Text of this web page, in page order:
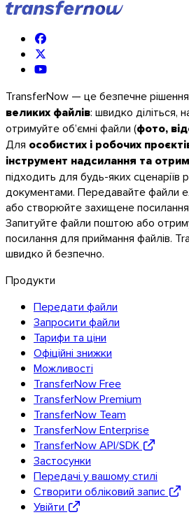
Android
Розширення
TransferNow — це безпечне
великих файлів: швидко діліться,
отримуйте об’ємні файли (фото,
Для особистих і робочих
інструмент надсилання та
підходить для будь-яких сценаріїв
документами. Передавайте файли
або створюйте захищене
Запитуйте файли поштою або
посилання для приймання файлів.
швидко й безпечно.
Продукти
Передати файли
Запросити файли
Тарифи та ціни
Офіційні знижки
Можливості
TransferNow Free
TransferNow Premium
TransferNow Team
TransferNow Enterprise
TransferNow API/SDK
Застосунки
Передачі у вашому стилі
Створити обліковий запис
Увійти